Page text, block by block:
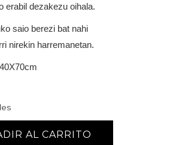
erabil dezakezu oihala.
saio berezi bat nahi
nirekin harremanetan.
AL CARRITO